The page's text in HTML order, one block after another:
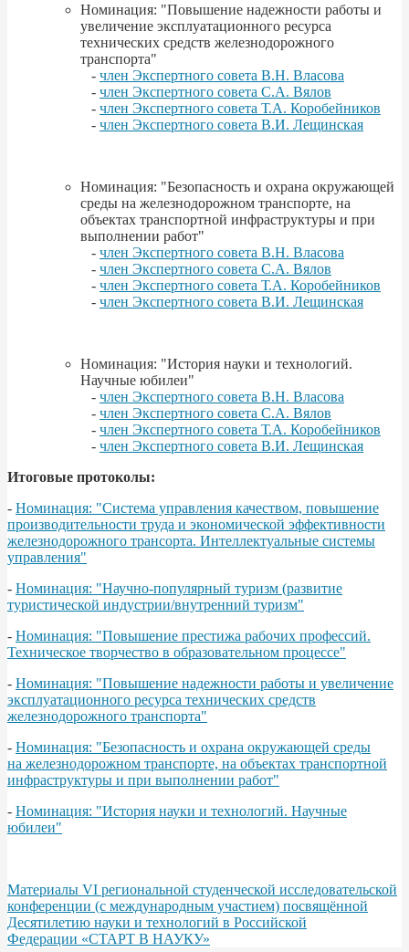
Номинация: "Повышение надежности работы и
увеличение эксплуатационного ресурса
технических средств железнодорожного
транспорта"
- член Экспертного совета В.Н. Власова
- член Экспертного совета С.А. Вялов
- член Экспертного совета Т.А. Коробейников
- член Экспертного совета В.И. Лещинская
Номинация: "Безопасность и охрана окружающей
среды на железнодорожном транспорте, на
объектах транспортной инфраструктуры и при
выполнении работ"
- член Экспертного совета В.Н. Власова
- член Экспертного совета С.А. Вялов
- член Экспертного совета Т.А. Коробейников
- член Экспертного совета В.И. Лещинская
Номинация: "История науки и технологий.
Научные юбилеи"
- член Экспертного совета В.Н. Власова
- член Экспертного совета С.А. Вялов
- член Экспертного совета Т.А. Коробейников
- член Экспертного совета В.И. Лещинская
Итоговые протоколы:
- Номинация: "Система управления качеством, повышение
производительности труда и экономической эффективности
железнодорожного трансорта. Интеллектуальные системы
управления"
- Номинация: "Научно-популярный туризм (развитие
туристической индустрии/внутренний туризм"
- Номинация: "Повышение престижа рабочих профессий.
Техническое творчество в образовательном процессе"
- Номинация: "Повышение надежности работы и увеличение
эксплуатационного ресурса технических средств
железнодорожного транспорта"
- Номинация: "Безопасность и охрана окружающей среды
на железнодорожном транспорте, на объектах транспортной
инфраструктуры и при выполнении работ"
- Номинация: "История науки и технологий. Научные
юбилеи"
Материалы VI региональной студенческой исследовательской
конференции (с международным участием) посвящённой
Десятилетию науки и технологий в Российской
Федерации «СТАРТ В НАУКУ»